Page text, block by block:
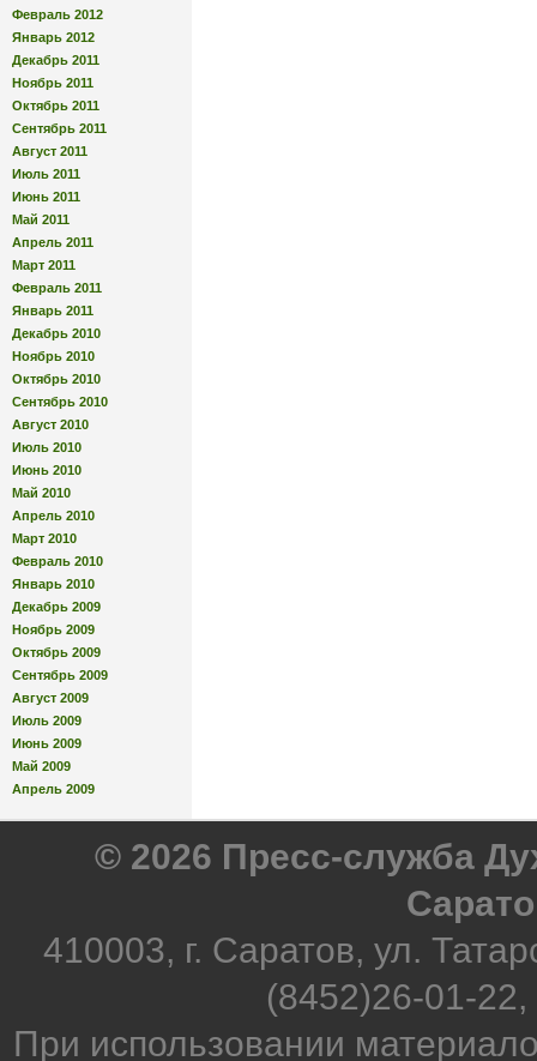
Февраль 2012
Январь 2012
Декабрь 2011
Ноябрь 2011
Октябрь 2011
Сентябрь 2011
Август 2011
Июль 2011
Июнь 2011
Май 2011
Апрель 2011
Март 2011
Февраль 2011
Январь 2011
Декабрь 2010
Ноябрь 2010
Октябрь 2010
Сентябрь 2010
Август 2010
Июль 2010
Июнь 2010
Май 2010
Апрель 2010
Март 2010
Февраль 2010
Январь 2010
Декабрь 2009
Ноябрь 2009
Октябрь 2009
Сентябрь 2009
Август 2009
Июль 2009
Июнь 2009
Май 2009
Апрель 2009
© 2026 Пресс-служба
410003, г. Саратов, ул.
(8452)26-01-
При использовании